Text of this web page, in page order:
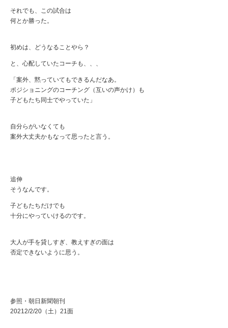
それでも、この試合は
何とか勝った。
初めは、どうなることやら？
と、心配していたコーチも、、、
「案外、黙っていてもできるんだなあ。
ポジショニングのコーチング（互いの声かけ）も
子どもたち同士でやっていた」
自分らがいなくても
案外大丈夫かもなって思ったと言う。
追伸
そうなんです。
子どもたちだけでも
十分にやっていけるのです。
大人が手を貸しすぎ、教えすぎの面は
否定できないように思う。
参照・朝日新聞朝刊
20212/2/20（土）21面